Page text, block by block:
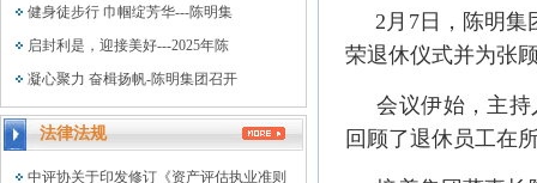
健身徒步行 巾帼绽芳华---陈明集
启封利是，迎接美好---2025年陈
凝心聚力 奋楫扬帆-陈明集团召开
法律法规
中评协关于印发修订《资产评估执业准则
2月7日，陈明集
荣退休仪式并为张
会议伊始，主持
回顾了退休员工在